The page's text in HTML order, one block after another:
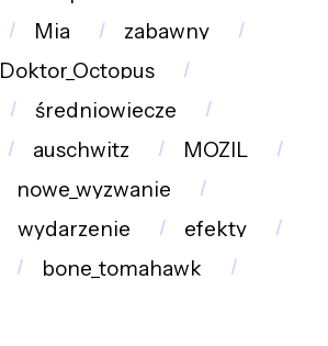
Mia
zabawny
Doktor_Octopus
średniowiecze
auschwitz
MOZIL
nowe_wyzwanie
wydarzenie
efekty
bone_tomahawk